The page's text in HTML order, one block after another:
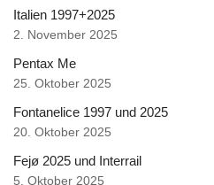
Italien 1997+2025
2. November 2025
Pentax Me
25. Oktober 2025
Fontanelice 1997 und 2025
20. Oktober 2025
Fejø 2025 und Interrail
5. Oktober 2025